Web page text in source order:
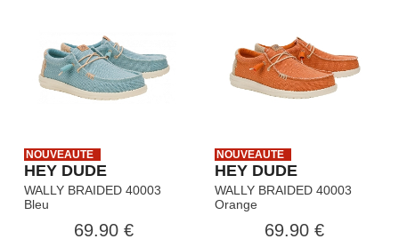
ChezHey Dude, chaque paire est conçue avec soin en
utilisant des matériaux de haute qualité pour garantir une
optimal, réduisant la fatigue et offrant un confort prolongé,
peu importe les activités de votre journée.
Que vous prévoyiez une balade en ville, une sortie entre
amis ou une journée au bureau, nos chaussures s'adaptent
NOUVEAUTE
HEY DUDE
WALLY BRAIDED 40003
Bleu
69.90 €
NOUVEAUTE
HEY DUDE
WALLY BRAIDED 40003
Orange
69.90 €